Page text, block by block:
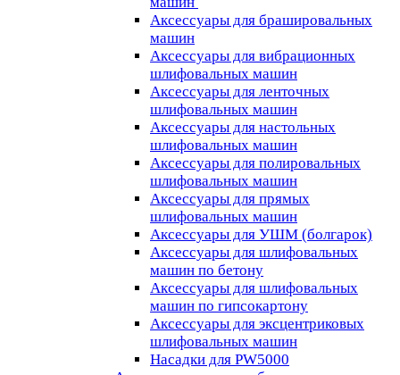
Аксессуары для брашировальных
машин
Аксессуары для вибрационных
шлифовальных машин
Аксессуары для ленточных
шлифовальных машин
Аксессуары для настольных
шлифовальных машин
Аксессуары для полировальных
шлифовальных машин
Аксессуары для прямых
шлифовальных машин
Аксессуары для УШМ (болгарок)
Аксессуары для шлифовальных
машин по бетону
Аксессуары для шлифовальных
машин по гипсокартону
Аксессуары для эксцентриковых
шлифовальных машин
Насадки для PW5000